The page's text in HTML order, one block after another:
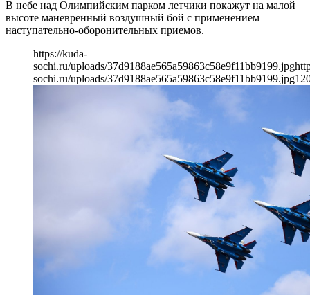
В небе над Олимпийским парком летчики покажут на малой
высоте маневренный воздушный бой с применением
наступательно-оборонительных приемов.
https://kuda-
sochi.ru/uploads/37d9188ae565a59863c58e9f11bb9199.jpg
sochi.ru/uploads/37d9188ae565a59863c58e9f11bb9199.jpg